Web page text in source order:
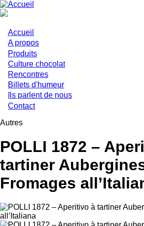
Aller
au
principal
Main
navigation
Accueil
A propos
Produits
Culture chocolat
Rencontres
Billets d'humeur
Ils parlent de nous
Contact
Autres
POLLI 1872 –
tartiner
Fromages